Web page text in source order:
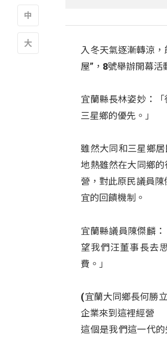
入冬天氣逐漸轉涼
屋”，8號舉辦開幕
宜蘭縣長林姿妙：
三星鄉的優先。」
雖然大同和三星鄉
地熱雖然在大同鄉
營，對此原民議員
宜的回饋機制。
宜蘭縣議員陳傑麟
望我們汪董事長去
費。」
(宜蘭大同鄉長何勝
企業來到這裡經營
這個是我們這一代